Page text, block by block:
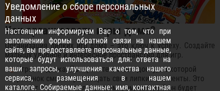
Как организовать игры дома?
Организация липких игр дома – это ключ к успеху. Создайте
малышу удобное и интересное пространство для игр.
Игровая доска. Прикрепите к стене доску, на которой
ребёнок сможет размещать свои липкие элементы. Это
может стать его маленьким миром, который он будет
Уведомление о сборе персональных
данных
Настоящим информируем Вас о том, что при
заполнении формы обратной связи на нашем
сайте, вы предоставляете персональные данные,
которые будут использоваться для: ответа на
ваши запросы, улучшения качества нашего
сервиса, размещения в нашем
каталоге. Собираемые данные: имя, контактная